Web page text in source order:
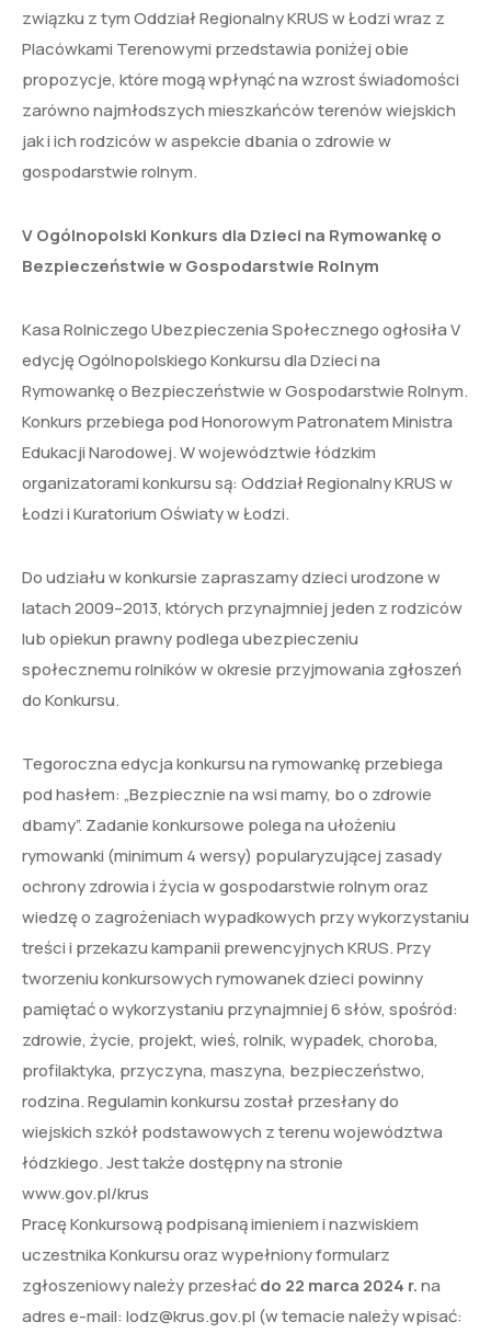
związku z tym Oddział Regionalny KRUS w Łodzi wraz z
Placówkami Terenowymi przedstawia poniżej obie
propozycje, które mogą wpłynąć na wzrost świadomości
zarówno najmłodszych mieszkańców terenów wiejskich
jak i ich rodziców w aspekcie dbania o zdrowie w
gospodarstwie rolnym.
V Ogólnopolski Konkurs dla Dzieci na Rymowankę o
Bezpieczeństwie w Gospodarstwie Rolnym
Kasa Rolniczego Ubezpieczenia Społecznego ogłosiła V
edycję Ogólnopolskiego Konkursu dla Dzieci na
Rymowankę o Bezpieczeństwie w Gospodarstwie Rolnym.
Konkurs przebiega pod Honorowym Patronatem Ministra
Edukacji Narodowej. W województwie łódzkim
organizatorami konkursu są: Oddział Regionalny KRUS w
Łodzi i Kuratorium Oświaty w Łodzi.
Do udziału w konkursie zapraszamy dzieci urodzone w
latach 2009–2013, których przynajmniej jeden z rodziców
lub opiekun prawny podlega ubezpieczeniu
społecznemu rolników w okresie przyjmowania zgłoszeń
do Konkursu.
Tegoroczna edycja konkursu na rymowankę przebiega
pod hasłem: „Bezpiecznie na wsi mamy, bo o zdrowie
dbamy”. Zadanie konkursowe polega na ułożeniu
rymowanki (minimum 4 wersy) popularyzującej zasady
ochrony zdrowia i życia w gospodarstwie rolnym oraz
wiedzę o zagrożeniach wypadkowych przy wykorzystaniu
treści i przekazu kampanii prewencyjnych KRUS. Przy
tworzeniu konkursowych rymowanek dzieci powinny
pamiętać o wykorzystaniu przynajmniej 6 słów, spośród:
zdrowie, życie, projekt, wieś, rolnik, wypadek, choroba,
profilaktyka, przyczyna, maszyna, bezpieczeństwo,
rodzina. Regulamin konkursu został przesłany do
wiejskich szkół podstawowych z terenu województwa
łódzkiego. Jest także dostępny na stronie
www.gov.pl/krus
Pracę Konkursową podpisaną imieniem i nazwiskiem
uczestnika Konkursu oraz wypełniony formularz
zgłoszeniowy należy przesłaćdo 22 marca 2024 r.na
adres e-mail: lodz@krus.gov.pl (w temacie należy wpisać: